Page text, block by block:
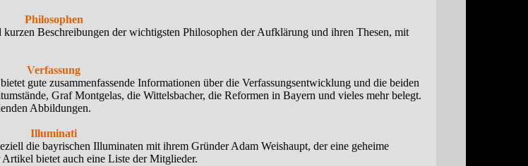
Philosophen
Beschreibungen der wichtigsten Philosophen der Aufklärung und ihren Thesen, mit
Verfassung
gute zusammenfassende Informationen über die Verfassungsentwicklung und die beiden
Graf Montgelas, die Wittelsbacher, die Reformen in Bayern und vieles mehr belegt.
Abbildungen.
Illuminati
die bayrischen Illuminaten mit ihrem Gründer Adam Weishaupt, der eine geheime
bietet auch eine Liste der Mitglieder.